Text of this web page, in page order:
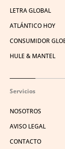
LETRA GLOBAL
ATLÁNTICO HOY
CONSUMIDOR
HULE & MANTEL
Servicios
NOSOTROS
AVISO LEGAL
CONTACTO